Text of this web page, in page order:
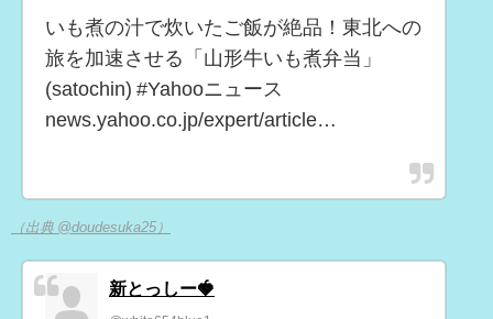
いも煮の汁で炊いたご飯が絶品！東北への
旅を加速させる「山形牛いも煮弁当」
(satochin) #Yahooニュース
news.yahoo.co.jp/expert/article…
（出典 @doudesuka25）
新とっしー🍓